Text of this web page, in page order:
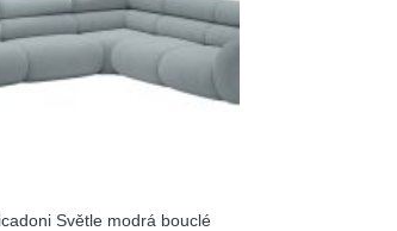
Světle modrá bouclé